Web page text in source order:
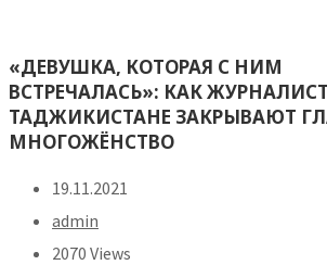
«ДЕВУШКА, КОТОРАЯ С НИМ
ВСТРЕЧАЛАСЬ»: КАК
ТАДЖИКИСТАНЕ ЗАКРЫВАЮТ
МНОГОЖЁНСТВО
19.11.2021
admin
2070 Views